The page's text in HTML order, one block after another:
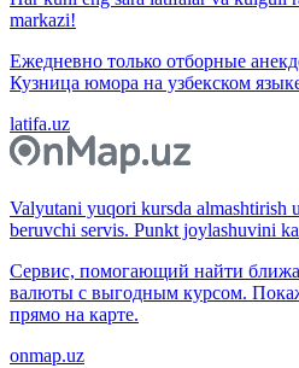
markazi!
Ежедневно только отборные
Кузница юмора на узбекском
latifa.uz
Valyutani yuqori kursda almashtirish
beruvchi servis. Punkt joylashuvini
Сервис, помогающий найти
валюты с выгодным курсом.
прямо на карте.
onmap.uz